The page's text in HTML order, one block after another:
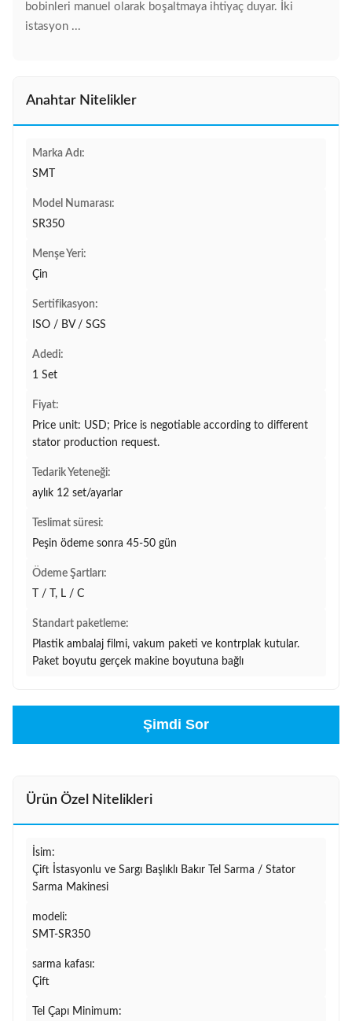
bobinleri manuel olarak boşaltmaya ihtiyaç duyar. İki
istasyon ...
Anahtar Nitelikler
Marka Adı:
SMT
Model Numarası:
SR350
Menşe Yeri:
Çin
Sertifikasyon:
ISO / BV / SGS
Adedi:
1 Set
Fiyat:
Price unit: USD; Price is negotiable according to different
stator production request.
Tedarik Yeteneği:
aylık 12 set/ayarlar
Teslimat süresi:
Peşin ödeme sonra 45-50 gün
Ödeme Şartları:
T / T, L / C
Standart paketleme:
Plastik ambalaj filmi, vakum paketi ve kontrplak kutular.
Paket boyutu gerçek makine boyutuna bağlı
Şimdi Sor
Ürün Özel Nitelikleri
İsim:
Çift İstasyonlu ve Sargı Başlıklı Bakır Tel Sarma / Stator
Sarma Makinesi
modeli:
SMT-SR350
sarma kafası:
Çift
Tel Çapı Minimum: